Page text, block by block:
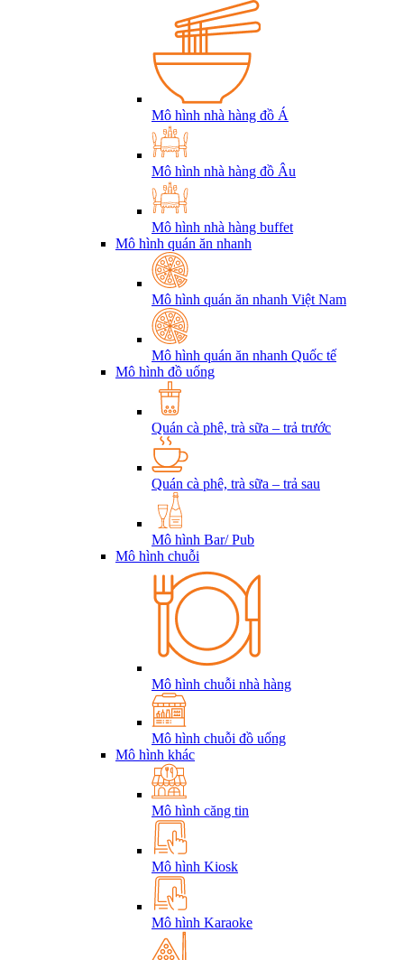
Mô hình nhà hàng đồ Á
Mô hình nhà hàng đồ Âu
Mô hình nhà hàng buffet
Mô hình quán ăn nhanh
Mô hình quán ăn nhanh Việt Nam
Mô hình quán ăn nhanh Quốc tế
Mô hình đồ uống
Quán cà phê, trà sữa – trả trước
Quán cà phê, trà sữa – trả sau
Mô hình Bar/ Pub
Mô hình chuỗi
Mô hình chuỗi nhà hàng
Mô hình chuỗi đồ uống
Mô hình khác
Mô hình căng tin
Mô hình Kiosk
Mô hình Karaoke